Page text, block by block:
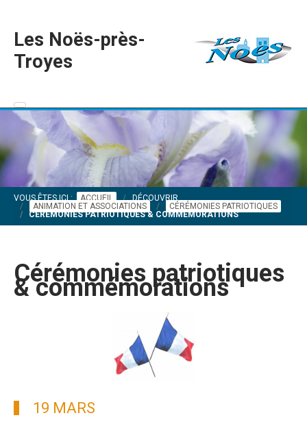
Les Noës-près-
Troyes
VOUS ÊTES ICI : ACCUEIL
DÉCOUVRIR
ANIMATION ET ASSOCIATIONS
CÉRÉMONIES PATRIOTIQUES
CÉRÉMONIES PATRIOTIQUES & COMMÉMORATIONS
Cérémonies patriotiques
& commémorations
19 MARS